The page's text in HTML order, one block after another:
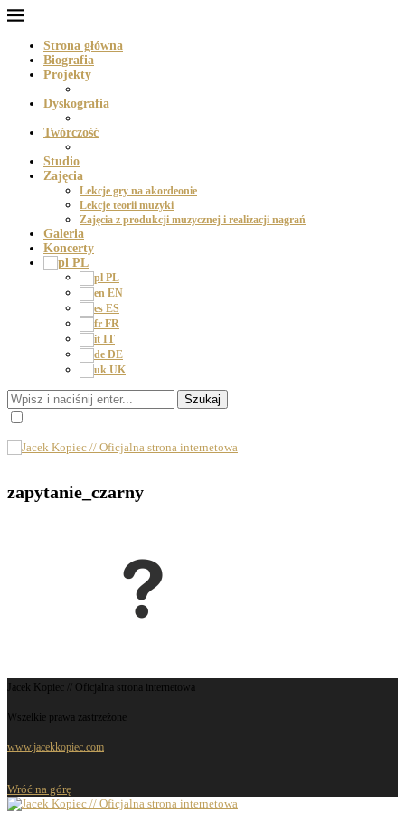
Strona główna
Biografia
Projekty
Dyskografia
Twórczość
Studio
Zajęcia
Lekcje gry na akordeonie
Lekcje teorii muzyki
Zajęcia z produkcji muzycznej i realizacji nagrań
Galeria
Koncerty
PL
PL
EN
ES
FR
IT
DE
UK
Szukaj
zapytanie_czarny
Jacek Kopiec // Oficjalna strona internetowa
Wszelkie prawa zastrzeżone
www.jacekkopiec.com
Wróć na górę